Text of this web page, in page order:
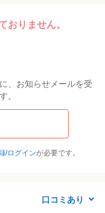
おりません。
、お知らせメールを受
。
/ログインが必要です。
口コミあり